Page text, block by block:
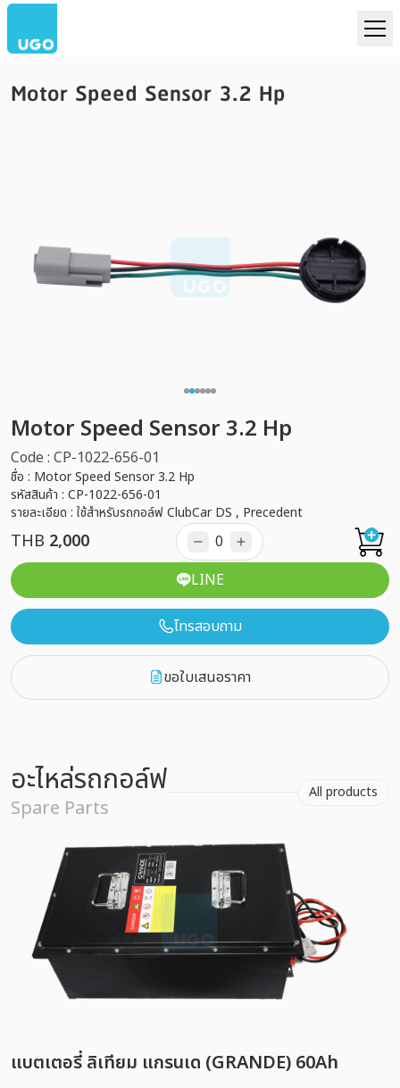
Motor Speed Sensor 3.2 Hp
Motor Speed Sensor 3.2 Hp
Code : CP-1022-656-01
ชื่อ : Motor Speed Sensor 3.2 Hp
รหัสสินค้า : CP-1022-656-01
รายละเอียด : ใช้สำหรับรถกอล์ฟ ClubCar DS , Precedent
THB 2,000
LINE
โทรสอบถาม
ขอใบเสนอราคา
อะไหล่รถกอล์ฟ
Spare Parts
All products
แบตเตอรี่ ลิเทียม แกรนเด (GRANDE) 60Ah